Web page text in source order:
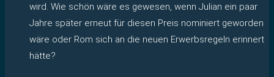
wird. Wie schön wäre es gewesen, wenn Julian ein paar
Jahre später erneut für diesen Preis nominiert geworden
wäre oder Rom sich an die neuen Erwerbsregeln erinnert
hätte?